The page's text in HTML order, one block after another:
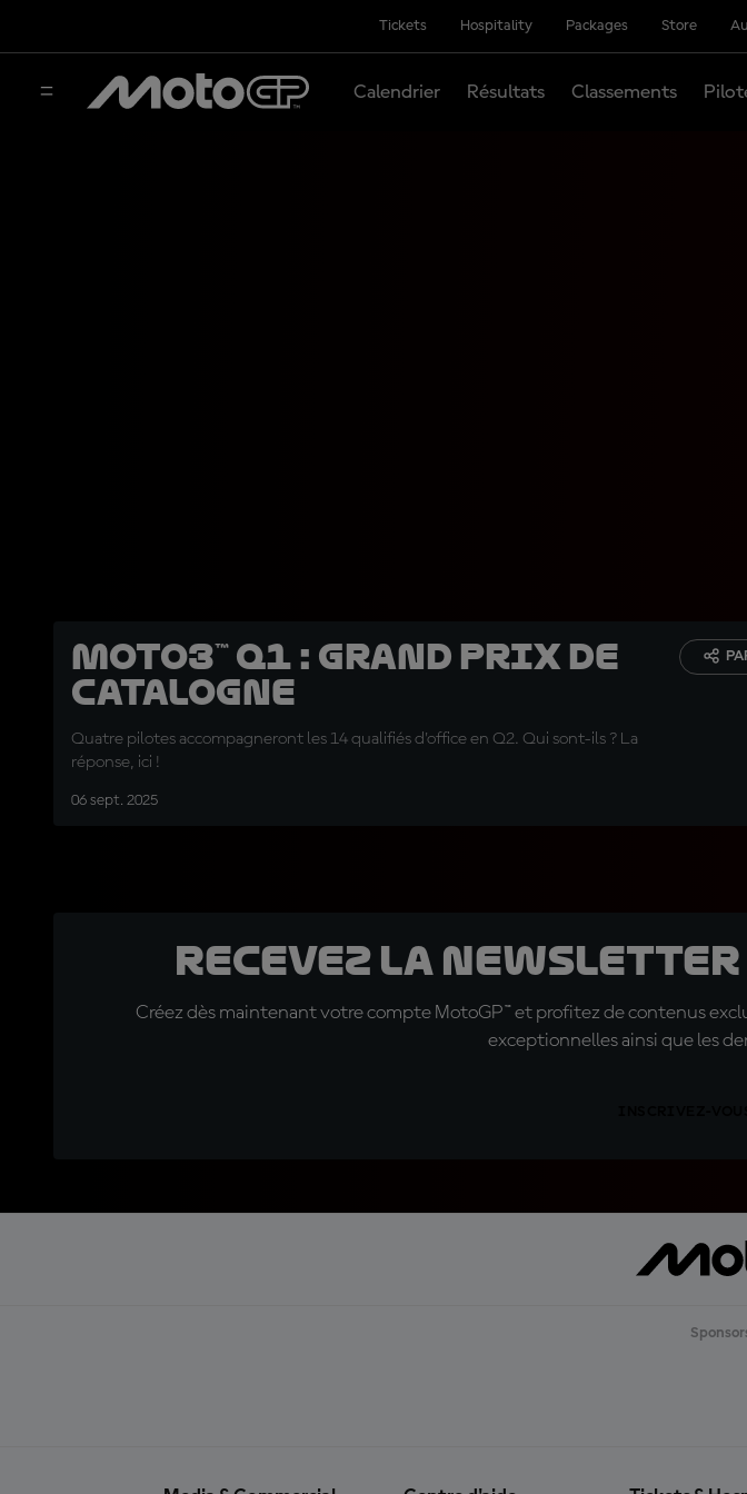
Tickets Hospitality Packages Store
Calendrier Résultats Classements
Moto3™ Q1 : Grand Prix de
Catalogne
Quatre pilotes accompagneront les 14 qualifiés d'office en Q2. Qui sont-ils ? La
réponse, ici !
06 sept. 2025
Recevez la
Créez dès maintenant votre compte MotoGP™ et profitez de contenus
exceptionnelles ainsi que les